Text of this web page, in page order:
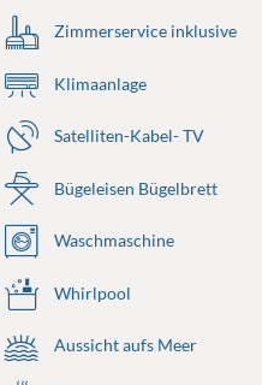
Zimmerservice inklusive
Klimaanlage
Satelliten-Kabel- TV
Bügeleisen Bügelbrett
Waschmaschine
Whirlpool
Aussicht aufs Meer